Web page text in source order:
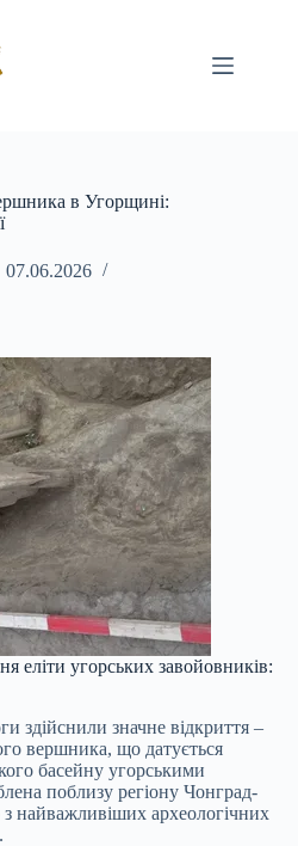
в Угорщині:
07.06.2026
еліти угорських завойовників:
здійснили значне відкриття –
вершника, що датується
басейну угорськими
поблизу регіону Чонград-
найважливіших археологічних